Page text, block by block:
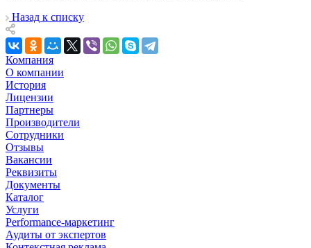
Назад к списку
Компания
О компании
История
Лицензии
Партнеры
Производители
Сотрудники
Отзывы
Вакансии
Реквизиты
Документы
Каталог
Услуги
Performance-маркетинг
Аудиты от экспертов